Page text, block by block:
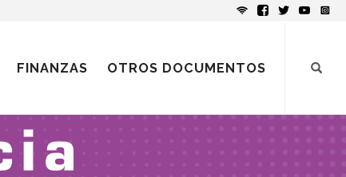
FINANZAS OTROS DOCUMENTOS